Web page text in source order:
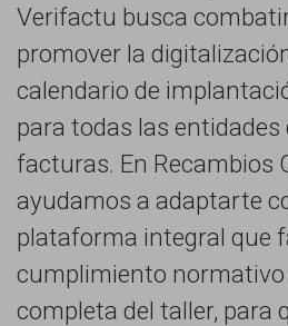
Verifactu busca
promover la
calendario de
para todas las entidades
facturas. En Recambios
ayudamos a adaptarte
plataforma integral que
cumplimiento normativo
completa del taller, para